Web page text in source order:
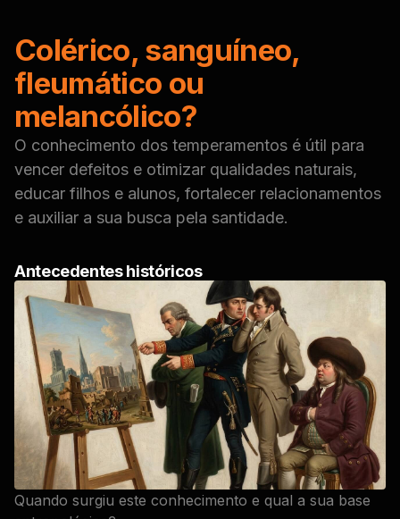
Colérico, sanguíneo,
fleumático ou
melancólico?
O conhecimento dos temperamentos é útil para
vencer defeitos e otimizar qualidades naturais,
educar filhos e alunos, fortalecer relacionamentos
e auxiliar a sua busca pela santidade.
Antecedentes históricos
Quando surgiu este conhecimento e qual a sua base